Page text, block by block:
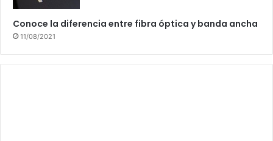
Conoce la diferencia entre fibra óptica y banda ancha
11/08/2021